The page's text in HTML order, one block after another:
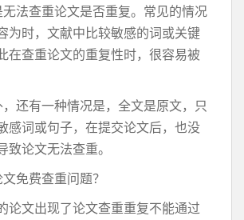
法查重论文是否重复。常见的情况
为时，文献中比较敏感的词或关键
在查重论文的重复性时，很容易被
还有一种情况是，全文是原文，只
感词或句子，在提交论文后，也没
致论文无法查重。
免费查重问题？
论文出现了论文查重重复不能通过